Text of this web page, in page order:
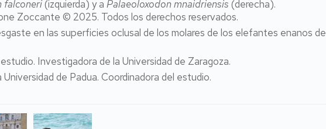
falconeri(izquierda) y a Palaeoloxodon mnaidriensis (derecha).
Zoccante © 2025. Todos los derechos reservados.
en las superficies oclusal de los molares de los elefantes enanos de
Investigadora de la Universidad de Zaragoza.
de Padua. Coordinadora del estudio.